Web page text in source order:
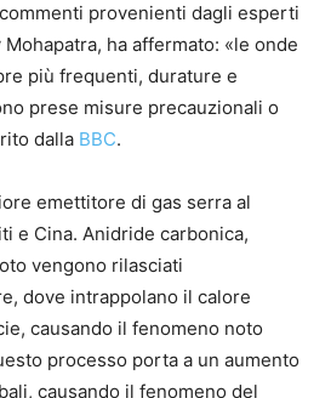
provenienti dagli esperti
ha affermato: «le onde
più frequenti, durature e
prese misure precauzionali o
dalla BBC.
emettitore di gas serra al
e Cina. Anidride carbonica,
vengono rilasciati
dove intrappolano il calore
causando il fenomeno noto
processo porta a un aumento
causando il fenomeno del